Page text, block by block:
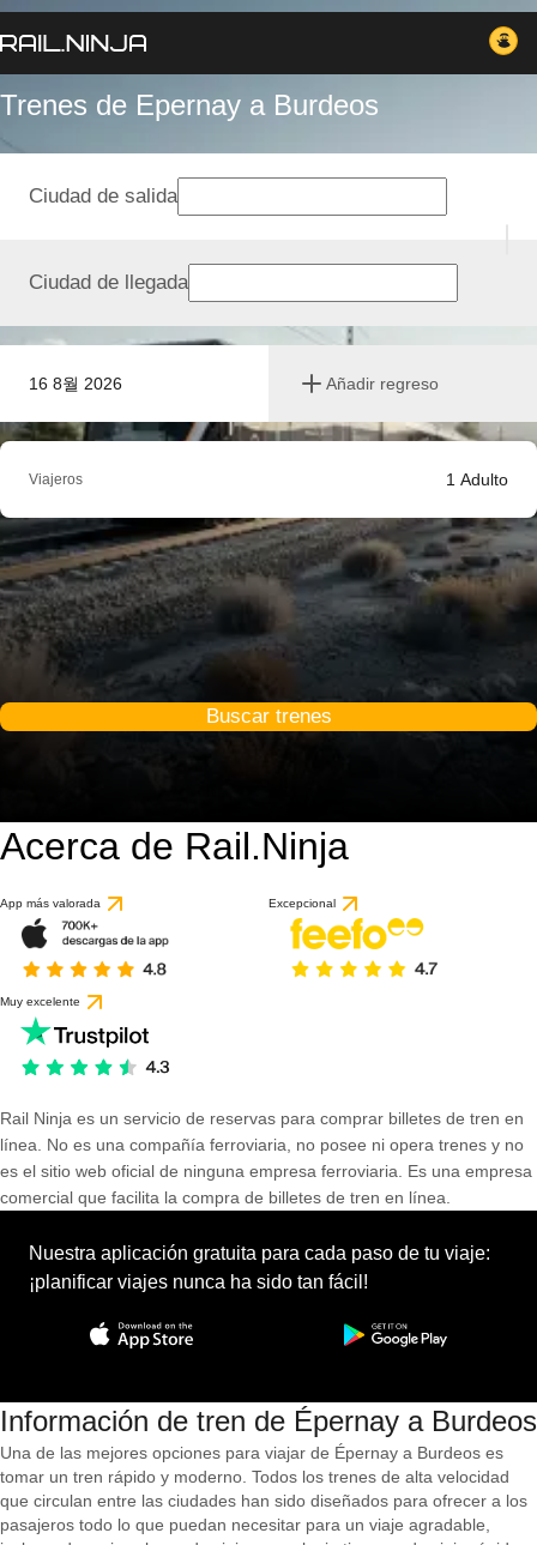
Trenes de Epernay a Burdeos
16 8월 2026 Añadir regreso
Ciudad de salida
Ciudad de llegada
Viajeros 1 Adulto
Buscar trenes
Acerca de Rail.Ninja
App más valorada Excepcional
Muy excelente
Rail Ninja es un servicio de reservas para comprar billetes de tren en
línea. No es una compañía ferroviaria, no posee ni opera trenes y no
es el sitio web oficial de ninguna empresa ferroviaria. Es una empresa
comercial que facilita la compra de billetes de tren en línea.
Nuestra aplicación gratuita para cada paso de tu viaje:
¡planificar viajes nunca ha sido tan fácil!
Información de tren de Épernay a Burdeos
Una de las mejores opciones para viajar de Épernay a Burdeos es
tomar un tren rápido y moderno. Todos los trenes de alta velocidad
que circulan entre las ciudades han sido diseñados para ofrecer a los
pasajeros todo lo que puedan necesitar para un viaje agradable,